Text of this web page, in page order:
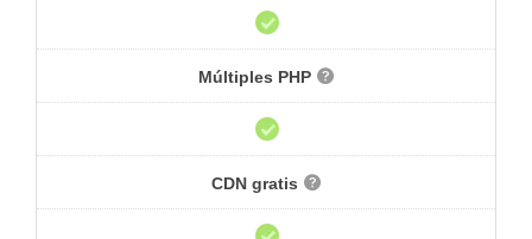
Múltiples PHP
CDN gratis